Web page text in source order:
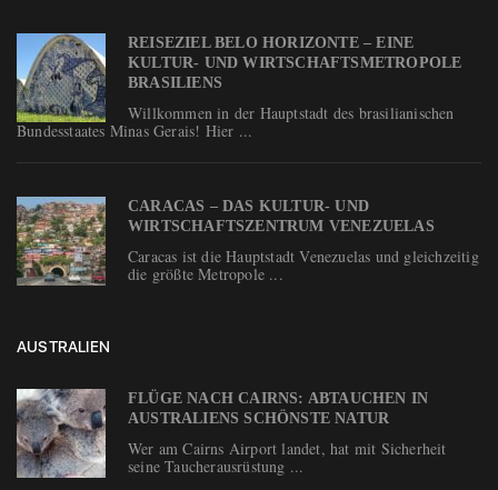
REISEZIEL BELO HORIZONTE – EINE
KULTUR- UND WIRTSCHAFTSMETROPOLE
BRASILIENS
Willkommen in der Hauptstadt des brasilianischen
Bundesstaates Minas Gerais! Hier ...
CARACAS – DAS KULTUR- UND
WIRTSCHAFTSZENTRUM VENEZUELAS
Caracas ist die Hauptstadt Venezuelas und gleichzeitig
die größte Metropole ...
AUSTRALIEN
FLÜGE NACH CAIRNS: ABTAUCHEN IN
AUSTRALIENS SCHÖNSTE NATUR
Wer am Cairns Airport landet, hat mit Sicherheit
seine Taucherausrüstung ...